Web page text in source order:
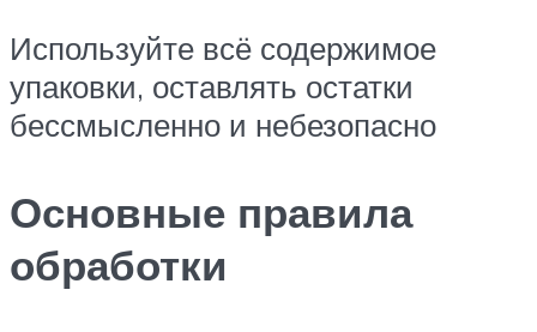
Используйте всё содержимое
упаковки, оставлять остатки
бессмысленно и небезопасно
Основные правила
обработки